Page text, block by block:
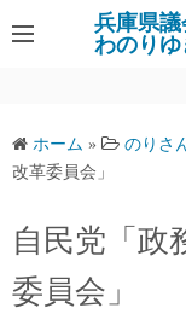
ン
ツ
へ
キ
プ
兵庫県
わのり
ホーム » のりさ
改革委員会」
自民党「政
委員会」